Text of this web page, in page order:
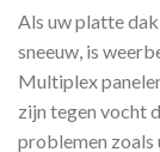
Als uw platte
sneeuw, is
Multiplex
zijn tegen vocht
problemen